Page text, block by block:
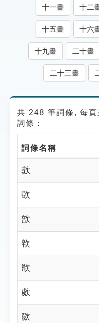
生命大百科索引
遊戲專區
貓頭鷹博士
十一畫 十二
十五畫 十六
十九畫 二十畫
二十三畫
共 248 筆詞條, 每頁
詞條：
詞條名稱
㰲
㰳
㰴
㰵
㰶
㰹
㰺